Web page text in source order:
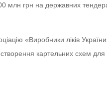
млн грн на державних
«Виробники ліків
картельних схем